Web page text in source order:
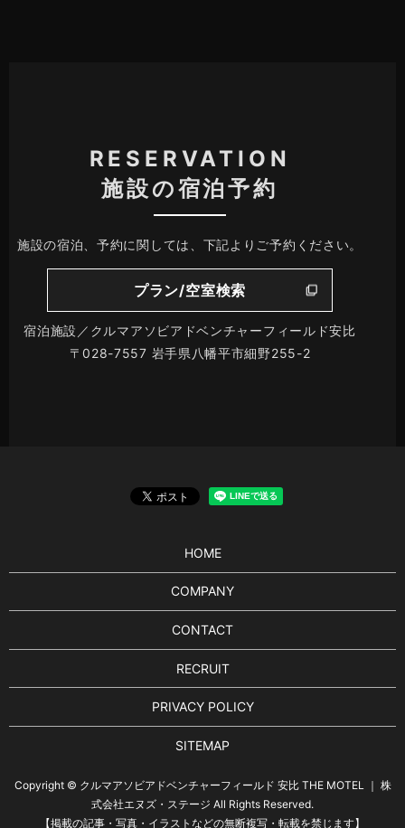
RESERVATION
施設の宿泊予約
施設の宿泊、予約に関しては、下記よりご予約ください。
プラン/空室検索
宿泊施設／クルマアソビアドベンチャーフィールド安比
〒028-7557 岩手県八幡平市細野255-2
HOME
COMPANY
CONTACT
RECRUIT
PRIVACY POLICY
SITEMAP
Copyright © クルマアソビアドベンチャーフィールド 安比 THE MOTEL ｜ 株
式会社エヌズ・ステージ All Rights Reserved.
【掲載の記事・写真・イラストなどの無断複写・転載を禁じます】